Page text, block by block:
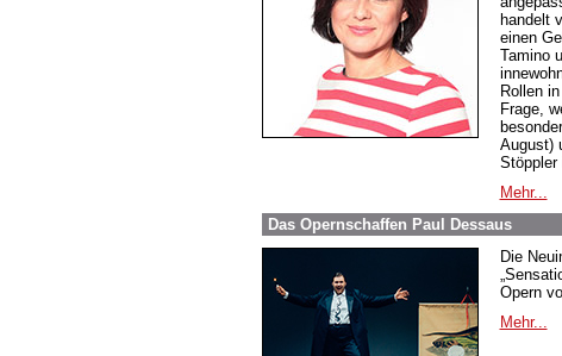
handelt
einen
Tamino
Rollen
Frage,
August)
Mehr...
Das Opernschaffen Paul Dessaus
Die
Opern
Mehr...